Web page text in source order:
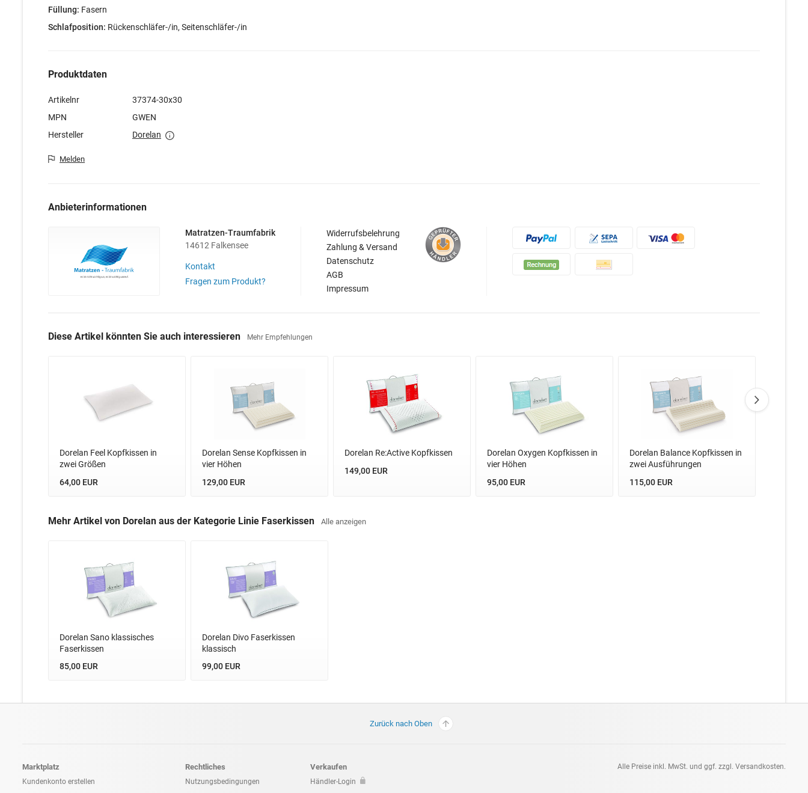
Füllung: Fasern
Schlafposition: Rückenschläfer-/in, Seitenschläfer-/in
Produktdaten
Artikelnr
37374-30x30
MPN
GWEN
Hersteller
Dorelan
Melden
Anbieterinformationen
Matratzen-Traumfabrik
14612 Falkensee
Kontakt
Fragen zum Produkt?
Widerrufsbelehrung
Zahlung & Versand
Datenschutz
AGB
Impressum
Diese Artikel könnten Sie auch interessieren Mehr Empfehlungen
Dorelan Feel Kopfkissen in
zwei Größen
64,00 EUR
Dorelan Sense Kopfkissen in
vier Höhen
129,00 EUR
Dorelan Re:Active Kopfkissen
149,00 EUR
Dorelan Oxygen Kopfkissen in
vier Höhen
95,00 EUR
Dorelan Balance Kopfkissen in
zwei Ausführungen
115,00 EUR
Mehr Artikel von Dorelan aus der Kategorie Linie Faserkissen Alle anzeigen
Dorelan Sano klassisches
Faserkissen
85,00 EUR
Dorelan Divo Faserkissen
klassisch
99,00 EUR
Zurück nach Oben
Marktplatz
Kundenkonto erstellen
Rechtliches
Nutzungsbedingungen
Verkaufen
Händler-Login
Alle Preise inkl. MwSt. und ggf. zzgl. Versandkosten.